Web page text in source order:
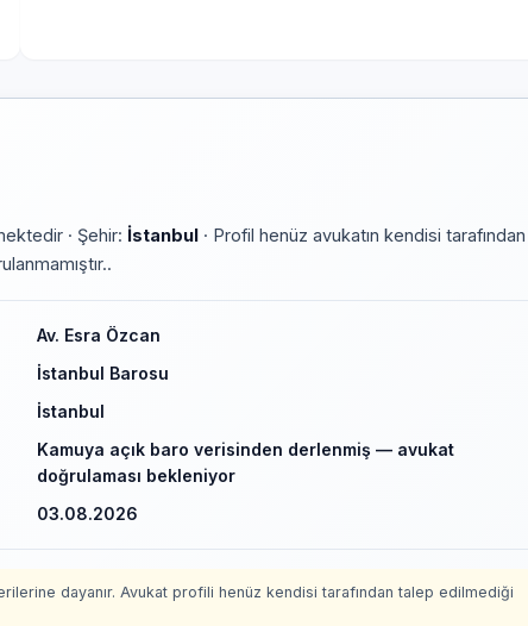
· Şehir: İstanbul · Profil henüz avukatın kendisi tarafından
Av. Esra Özcan
İstanbul Barosu
İstanbul
Kamuya açık baro verisinden derlenmiş — avukat
doğrulaması bekleniyor
03.08.2026
dayanır. Avukat profili henüz kendisi tarafından talep edilmediği